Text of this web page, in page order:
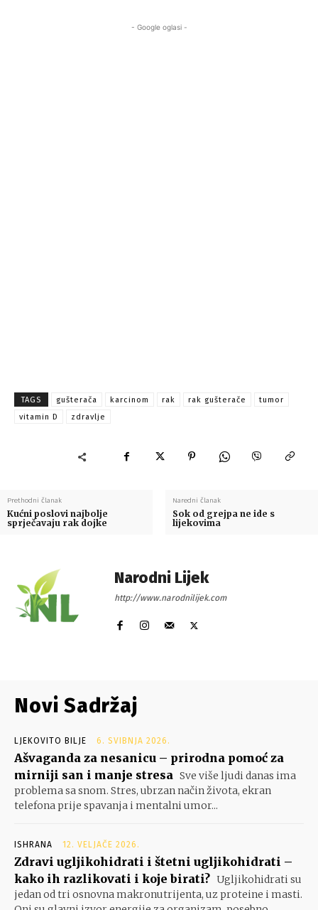
- Google oglasi -
TAGS gušterača karcinom rak rak gušterače
tumor
vitamin D
zdravlje
Prethodni članak
Kućni poslovi najbolje
sprječavaju rak dojke
Naredni članak
Sok od grejpa ne ide s
lijekovima
Narodni Lijek
http://www.narodnilijek.com
Novi Sadržaj
LJEKOVITO BILJE 6. SVIBNJA 2026.
Ašvaganda za nesanicu – prirodna pomoć za
mirniji san i manje stresa Sve više ljudi danas ima
problema sa snom. Stres, ubrzan način života, ekran
telefona prije spavanja i mentalni umor...
ISHRANA 12. VELJAČE 2026.
Zdravi ugljikohidrati i štetni ugljikohidrati –
kako ih razlikovati i koje birati? Ugljikohidrati su
jedan od tri osnovna makronutrijenta, uz proteine i masti.